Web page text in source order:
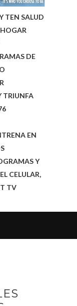
TEN SALUD
DE
TRIUNFA
EN
Y
CELULAR,
TV